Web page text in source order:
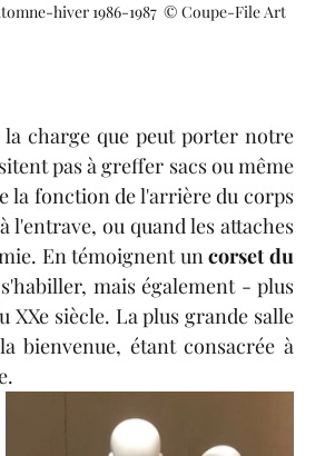
hiver 1986-1987  © Coupe-File Art
charge que peut porter notre
pas à greffer sacs ou même
la fonction de l'arrière du corps
l'entrave, ou quand les attaches
En témoignent un corset du
mais également - plus
XXe siècle. La plus grande salle
bienvenue, étant consacrée à